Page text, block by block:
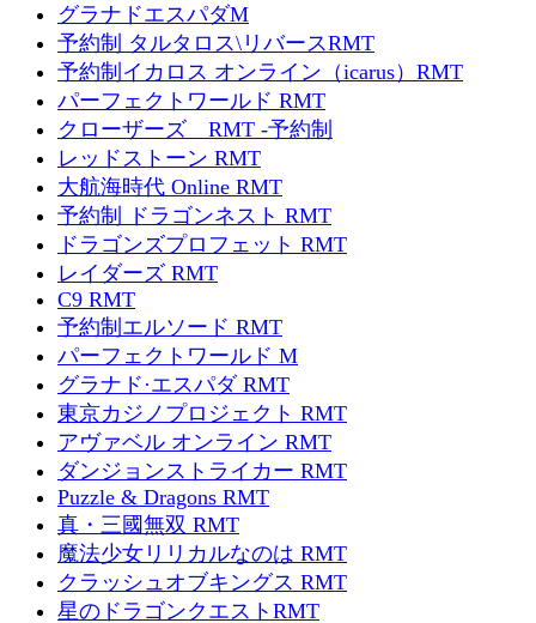
グラナドエスパダM
予約制 タルタロス\リバースRMT
予約制イカロス オンライン（icarus）RMT
パーフェクトワールド RMT
クローザーズ RMT -予約制
レッドストーン RMT
大航海時代 Online RMT
予約制 ドラゴンネスト RMT
ドラゴンズプロフェット RMT
レイダーズ RMT
C9 RMT
予約制エルソード RMT
パーフェクトワールド M
グラナド·エスパダ RMT
東京カジノプロジェクト RMT
アヴァベル オンライン RMT
ダンジョンストライカー RMT
Puzzle & Dragons RMT
真・三國無双 RMT
魔法少女リリカルなのは RMT
クラッシュオブキングス RMT
星のドラゴンクエストRMT